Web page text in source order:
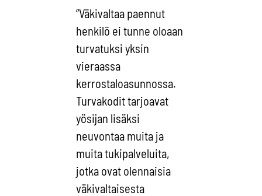
”Väkivaltaa paennut
henkilö ei tunne oloaan
turvatuksi yksin
vieraassa
kerrostaloasunnossa.
Turvakodit tarjoavat
yösijan lisäksi
neuvontaa muita ja
muita tukipalveluita,
jotka ovat olennaisia
väkivaltaisesta